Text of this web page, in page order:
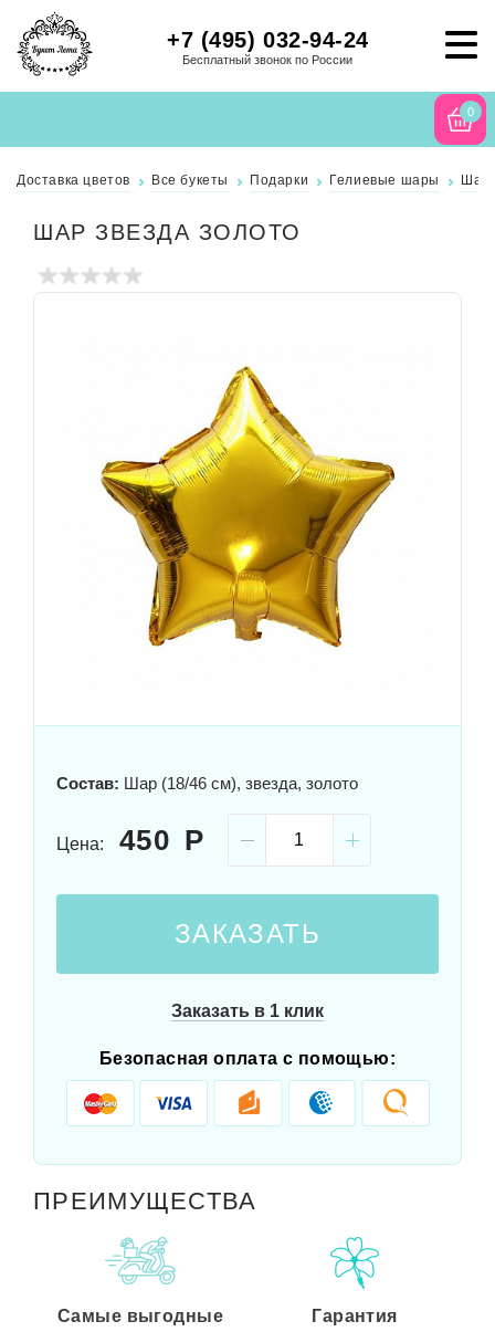
+7 (495) 032-94-24
Бесплатный звонок по России
0
Доставка цветов Все букеты Подарки Гелиевые шары Шар
ШАР ЗВЕЗДА ЗОЛОТО
Состав: Шар (18/46 см), звезда, золото
Цена: 450
ЗАКАЗАТЬ
Заказать в 1 клик
Безопасная оплата с помощью:
ПРЕИМУЩЕСТВА
Самые выгодные
Гарантия